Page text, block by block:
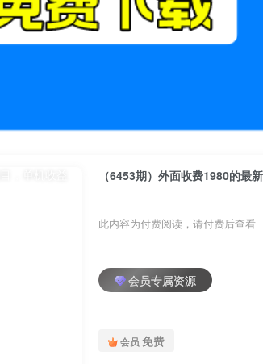
（6453期）外面收费1980的最
此内容为付费阅读，请付费后查看
会员专属资源
会员 免费